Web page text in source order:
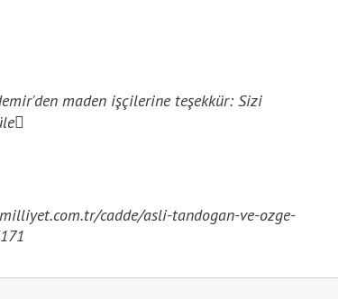
maden işçilerine teşekkür: Sizi
cadde/asli-tandogan-ve-ozge-